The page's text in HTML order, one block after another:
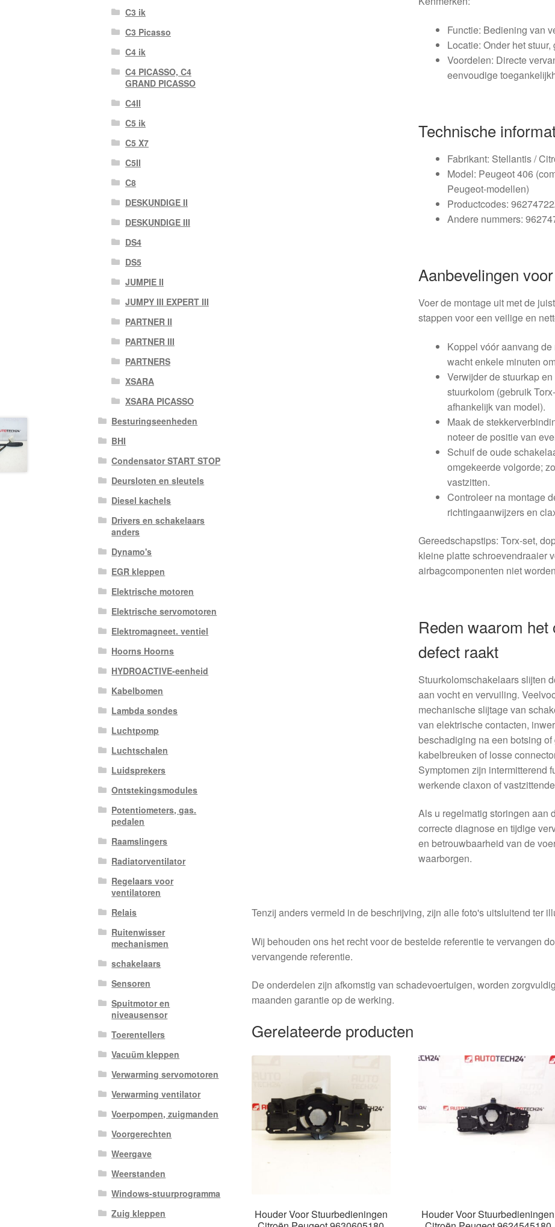
Functie: Bediening van
Locatie: Onder het
Voordelen: Directe
eenvoudige
Technische
Fabrikant: Stellantis /
Model: Peugeot 406
Peugeot-modellen)
Productcodes:
Andere nummers:
Aanbevelingen
Voer de montage uit met de
stappen voor een veilige en
Koppel vóór aanvang
wacht enkele minuten
Verwijder de stuurkap
stuurkolom (gebruik
afhankelijk van model).
Maak de
noteer de positie van
Schuif de oude
omgekeerde volgorde;
vastzitten.
Controleer na montage
richtingaanwijzers en
Gereedschapstips: Torx-set,
kleine platte schroevendraaier
airbagcomponenten niet
Reden waarom
defect raakt
Stuurkolomschakelaars slijten
aan vocht en vervuiling.
mechanische slijtage van
van elektrische contacten,
beschadiging na een botsing
kabelbreuken of losse
Symptomen zijn intermitterend
werkende claxon of
Als u regelmatig storingen aan
correcte diagnose en tijdige
en betrouwbaarheid van de
waarborgen.
Tenzij anders vermeld in de beschrijving, zijn alle foto's uitsluitend ter
Wij behouden ons het recht voor de bestelde referentie te vervangen
vervangende referentie.
De onderdelen zijn afkomstig van schadevoertuigen, worden
maanden garantie op de werking.
Gerelateerde producten
Houder Voor Stuurbedieningen
Houder Voor Stuurbedieningen
C3 ik
C3 Picasso
C4 ik
C4 PICASSO, C4
GRAND PICASSO
C4II
C5 ik
C5 X7
C5II
C8
DESKUNDIGE II
DESKUNDIGE III
DS4
DS5
JUMPIE II
JUMPY III EXPERT III
PARTNER II
PARTNER III
PARTNERS
XSARA
XSARA PICASSO
Besturingseenheden
BHI
Condensator START STOP
Deursloten en sleutels
Diesel kachels
Drivers en schakelaars
anders
Dynamo's
EGR kleppen
Elektrische motoren
Elektrische servomotoren
Elektromagneet. ventiel
Hoorns Hoorns
HYDROACTIVE-eenheid
Kabelbomen
Lambda sondes
Luchtpomp
Luchtschalen
Luidsprekers
Ontstekingsmodules
Potentiometers, gas.
pedalen
Raamslingers
Radiatorventilator
Regelaars voor
ventilatoren
Relais
Ruitenwisser
mechanismen
schakelaars
Sensoren
Spuitmotor en
niveausensor
Toerentellers
Vacuüm kleppen
Verwarming servomotoren
Verwarming ventilator
Voerpompen, zuigmanden
Voorgerechten
Weergave
Weerstanden
Windows-stuurprogramma
Zuig kleppen